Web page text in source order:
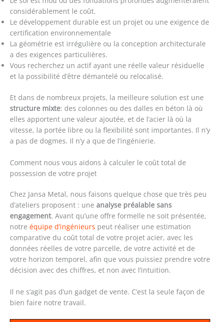
considérablement le coût.
Le développement durable est un projet ou une exigence de
certification environnementale
La géométrie est irrégulière ou la conception architecturale
a des exigences particulières.
Vous recherchez un actif ayant une réelle valeur résiduelle
et la possibilité d’être démantelé ou relocalisé.
Et dans de nombreux projets, la meilleure solution est une
structure mixte: des colonnes ou des dalles en béton là où
elles apportent une valeur ajoutée, et de l’acier là où la
vitesse, la portée libre ou la flexibilité sont importantes. Il n’y
a pas de dogmes. Il n’y a que de l’ingénierie.
Comment nous vous aidons à calculer le coût total de
possession de votre projet
Chez Jansa Metal, nous faisons quelque chose que très peu
d’ateliers proposent : une analyse préalable sans
engagement. Avant qu’une offre formelle ne soit présentée,
notre équipe d’ingénieurs peut réaliser une estimation
comparative du coût total de votre projet acier, avec les
données réelles de votre parcelle, de votre activité et de
votre horizon temporel, afin que vous puissiez prendre votre
décision avec des chiffres, et non avec l’intuition.
Il ne s’agit pas d’un gadget de vente. C’est la seule façon de
bien faire notre travail.